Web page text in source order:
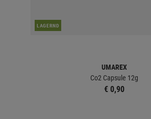
LAGERND
UMAREX
Co2 Capsule 12g
€ 0,90